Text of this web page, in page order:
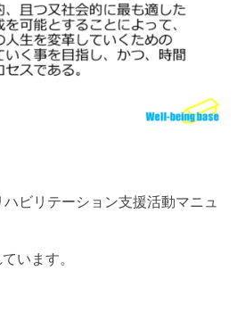
ビリテーション支援活動マニュ
います。